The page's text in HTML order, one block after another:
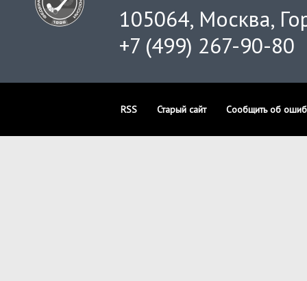
105064, Москва,
+7 (499) 267-90-80
RSS Старый сайт Сообщить об